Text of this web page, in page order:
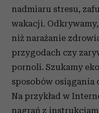
nadmiaru stresu,
wakacji.
niż narażanie
przygodach czy
pornoli. Szukamy
sposobów osiągania
Na przykład w
nagrań z